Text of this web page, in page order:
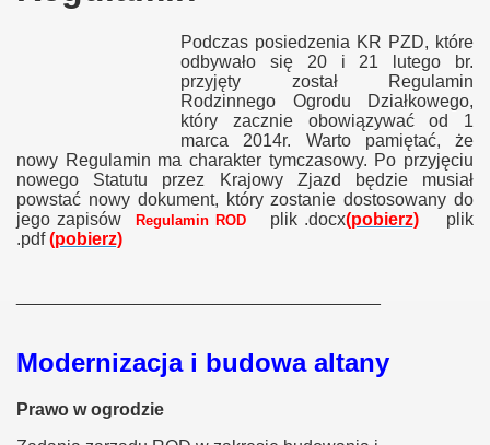
Podczas posiedzenia KR PZD, które
odbywało się 20 i 21 lutego br.
przyjęty został Regulamin
Rodzinnego Ogrodu Działkowego,
który zacznie obowiązywać od 1
marca 2014r. Warto pamiętać, że
nowy Regulamin ma charakter tymczasowy. Po przyjęciu
nowego Statutu przez Krajowy Zjazd będzie musiał
powstać nowy dokument, który zostanie dostosowany do
jego zapisów
Regulamin ROD plik .docx(pobierz)
plik
.pdf(pobierz)
Modernizacja i budowa altany
Prawo w ogrodzie